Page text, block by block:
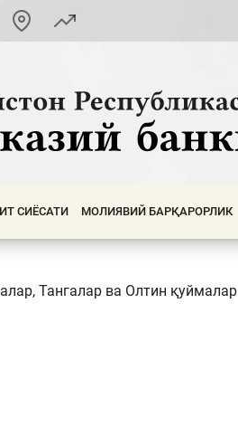
СИЁСАТИ МОЛИЯВИЙ БАРҚАРОРЛИК
Тангалар ва Олтин қуймалар